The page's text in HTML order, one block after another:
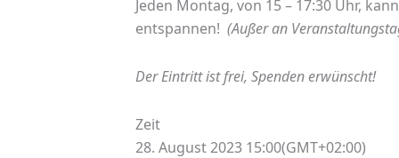
Jeden Montag, von 15 – 17:30 Uhr,
entspannen! (Außer an
Der Eintritt ist frei, Spenden erwünscht!
Zeit
28. August 2023 15:00(GMT+02:00)